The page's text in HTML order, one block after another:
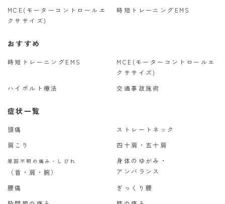
MCE(モーターコントロールエ
クササイズ)
時短トレーニングEMS
おすすめ
時短トレーニングEMS
MCE(モーターコントロールエ
クササイズ)
ハイボルト療法
交通事故施術
症状一覧
頭痛
ストレートネック
肩こり
四十肩・五十肩
原因不明の痛み・しびれ
（首・肩・腕）
身体のゆがみ・
アンバランス
腰痛
ぎっくり腰